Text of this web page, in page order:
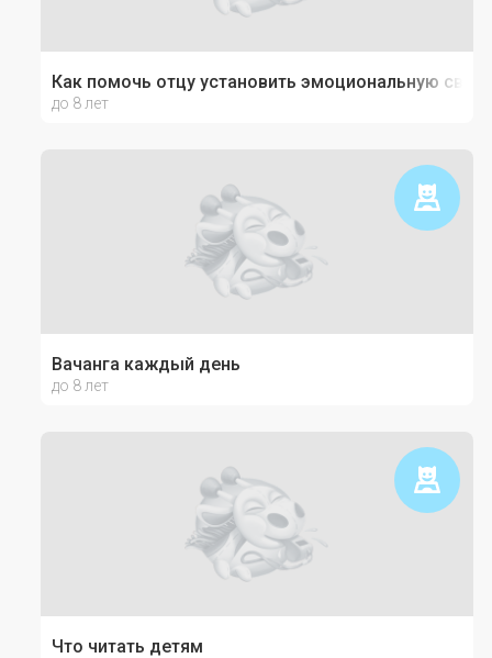
Как помочь отцу установить эмоциональную
до 8 лет
Вачанга каждый день
до 8 лет
Что читать детям